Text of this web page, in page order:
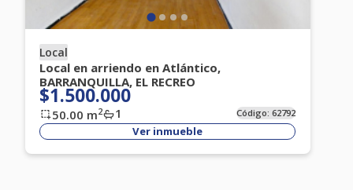
Local
Local en arriendo en Atlántico,
BARRANQUILLA, EL RECREO
$1.500.000
50.00 m2 1 Código:62792
Ver inmueble